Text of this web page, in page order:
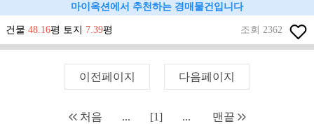
마이옥션에서 추천하는 경매물건입니다
건물 48.16평 토지 7.39평 조회 2362
이전페이지 다음페이지
처음 ... [1] ... 맨끝